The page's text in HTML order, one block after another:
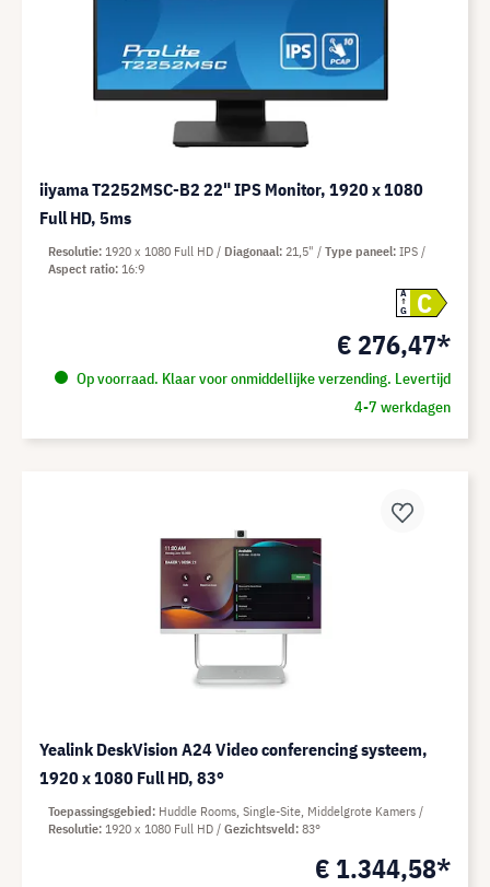
iiyama T2252MSC-B2 22" IPS Monitor, 1920 x 1080
Full HD, 5ms
A
G
C
€ 276,47*
Op voorraad. Klaar voor onmiddellijke verzending. Levertijd
4-7 werkdagen
Resolutie 1920 x 1080 Full HD Diagonaal 21,5" Type paneel IPS
Aspect ratio 16:9
Yealink DeskVision A24 Video conferencing systeem,
1920 x 1080 Full HD, 83°
€ 1.344,58*
Toepassingsgebied Huddle Rooms, Single-Site, Middelgrote Kamers
Resolutie 1920 x 1080 Full HD Gezichtsveld 83°